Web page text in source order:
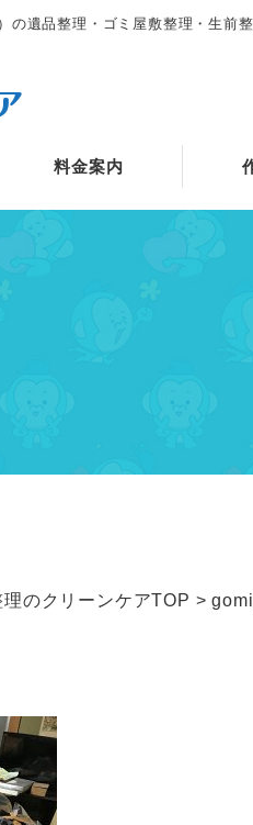
遺品整理・ゴミ屋敷整理・生前
料金案内
のクリーンケアTOP >